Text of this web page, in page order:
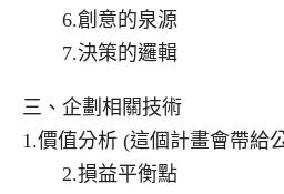
6.創意的泉源
7.決策的邏輯
三、企劃相關技術
1.價值分析 (這個計畫會帶給
2.損益平衡點